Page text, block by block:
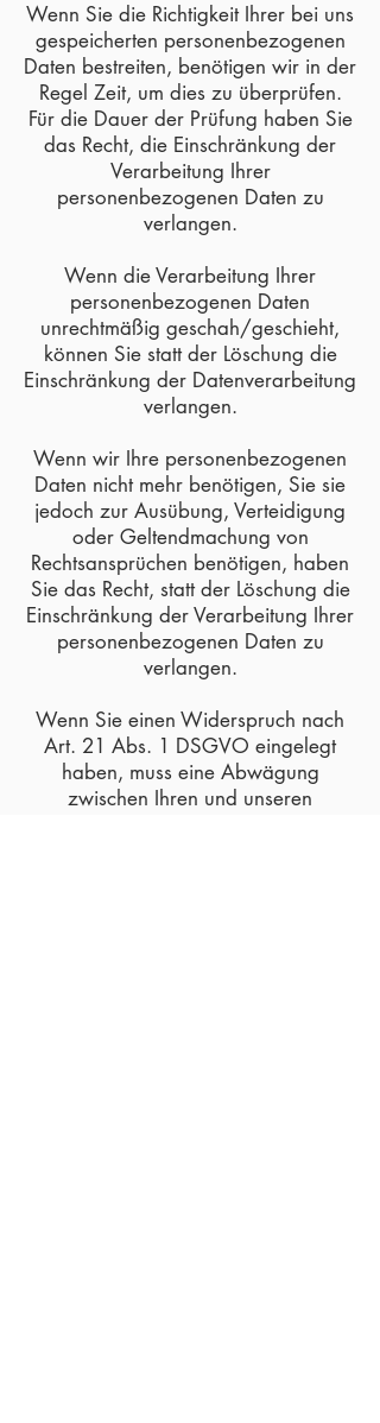
Wenn Sie die Richtigkeit Ihrer bei uns
gespeicherten personenbezogenen
Daten bestreiten, benötigen wir in der
Regel Zeit, um dies zu überprüfen.
Für die Dauer der Prüfung haben Sie
das Recht, die Einschränkung der
Verarbeitung Ihrer
personenbezogenen Daten zu
verlangen.
Wenn die Verarbeitung Ihrer
personenbezogenen Daten
unrechtmäßig geschah/geschieht,
können Sie statt der Löschung die
Einschränkung der Datenverarbeitung
verlangen.
Wenn wir Ihre personenbezogenen
Daten nicht mehr benötigen, Sie sie
jedoch zur Ausübung, Verteidigung
oder Geltendmachung von
Rechtsansprüchen benötigen, haben
Sie das Recht, statt der Löschung die
Einschränkung der Verarbeitung Ihrer
personenbezogenen Daten zu
verlangen.
Wenn Sie einen Widerspruch nach
Art. 21 Abs. 1 DSGVO eingelegt
haben, muss eine Abwägung
zwischen Ihren und unseren